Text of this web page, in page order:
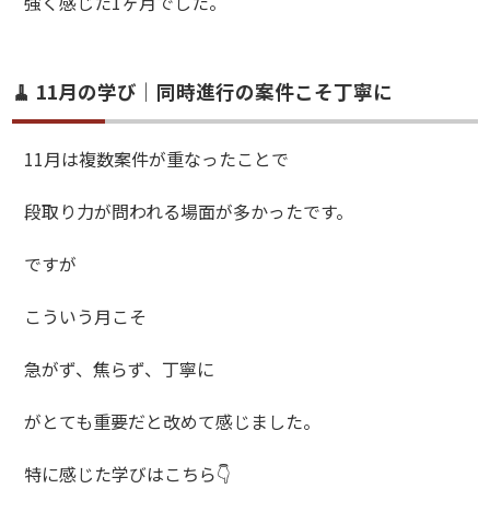
🧹 11月の学び｜同時進行の案件こそ丁寧に
11月は複数案件が重なったことで
段取り力が問われる場面が多かったです。
ですが
こういう月こそ
急がず、焦らず、丁寧に
がとても重要だと改めて感じました。
特に感じた学びはこちら👇